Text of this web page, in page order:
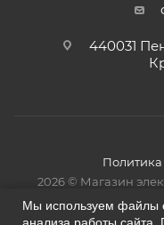
440031
2026 © Магазин
Мы используем файлы